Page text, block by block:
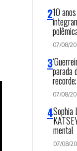
10
07/08/
parada
07/08/
Sophia
mental
07/08/